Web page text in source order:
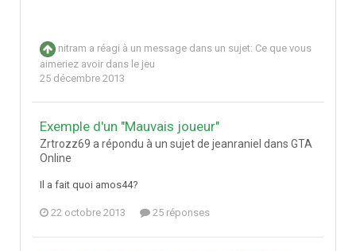
nitram a réagi à un message dans un sujet: Ce que vous
aimeriez avoir dans le jeu
25 décembre 2013
Exemple d'un "Mauvais joueur"
Zrtrozz69 a répondu à un sujet de jeanraniel dans GTA
Online
Il a fait quoi amos44?
22 octobre 2013 25 réponses